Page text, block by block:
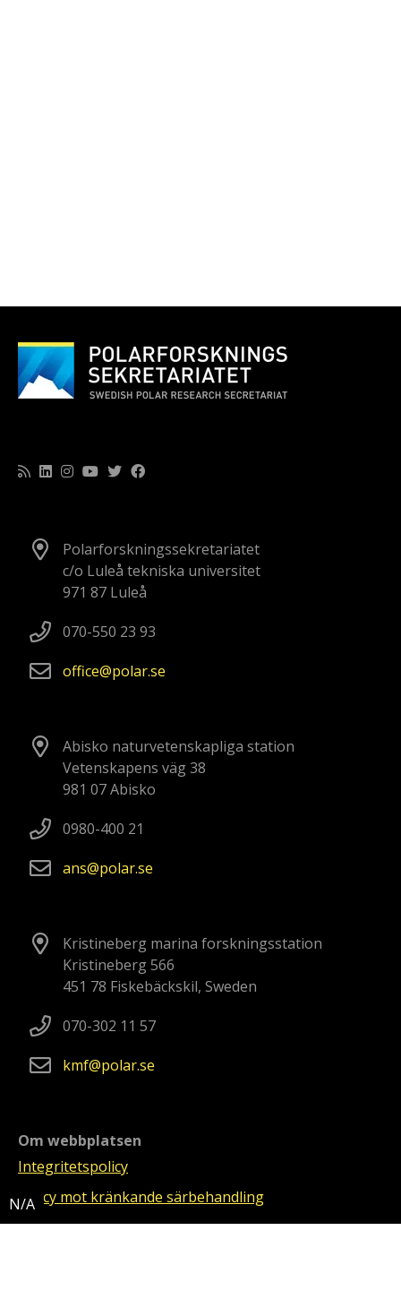
Polarforskningssekretariatet
c/o Luleå tekniska universitet
971 87 Luleå
070-550 23 93
office
polarse
Abisko naturvetenskapliga station
Vetenskapens väg 38
981 07 Abisko
0980-400 21
ans
polarse
Kristineberg marina forskningsstation
Kristineberg 566
451 78 Fiskebäckskil, Sweden
070-302 11 57
kmf
polarse
Om webbplatsen
Integritetspolicy
Policy mot kränkande särbehandling